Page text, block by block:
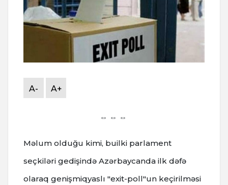
A- A+
⇔ ⇔ ⇔
Məlum olduğu kimi, builki parlament
seçkiləri gedişində Azərbaycanda ilk dəfə
olaraq genişmiqyaslı "exit-poll"un keçirilməsi